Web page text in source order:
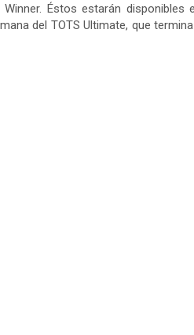
Éstos estarán disponibles
del TOTS Ultimate, que